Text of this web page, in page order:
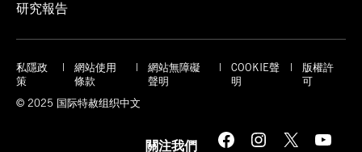
研究報告
私隱政
策
網站使用
條款
網站無障礙
聲明
COOKIE聲
明
版權許
可
© 2025 国际特赦组织中文
關注我們 Facebook Instagram X YouTube